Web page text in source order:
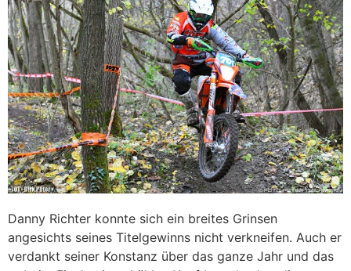
Danny Richter konnte sich ein breites Grinsen
angesichts seines Titelgewinns nicht verkneifen. Auch er
verdankt seiner Konstanz über das ganze Jahr und das